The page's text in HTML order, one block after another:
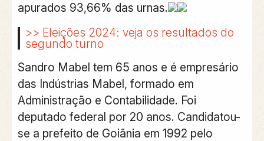
apurados 93,66% das urnas.
>> Eleições 2024: veja os resultados do
segundo turno
Sandro Mabel tem 65 anos e é empresário
das Indústrias Mabel, formado em
Administração e Contabilidade. Foi
deputado federal por 20 anos. Candidatou-
se a prefeito de Goiânia em 1992 pelo